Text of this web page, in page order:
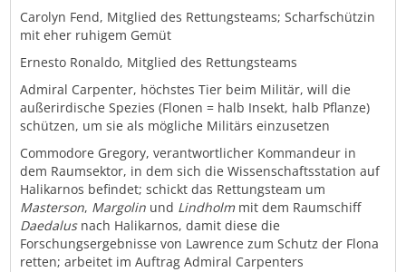
Carolyn Fend, Mitglied des Rettungsteams; Scharfschützin
mit eher ruhigem Gemüt
Ernesto Ronaldo, Mitglied des Rettungsteams
Admiral Carpenter, höchstes Tier beim Militär, will die
außerirdische Spezies (Flonen = halb Insekt, halb Pflanze)
schützen, um sie als mögliche Militärs einzusetzen
Commodore Gregory, verantwortlicher Kommandeur in
dem Raumsektor, in dem sich die Wissenschaftsstation auf
Halikarnos befindet; schickt das Rettungsteam um
Masterson, Margolin und Lindholmmit dem Raumschiff
Daedalusnach Halikarnos, damit diese die
Forschungsergebnisse von Lawrence zum Schutz der Flona
retten; arbeitet im Auftrag Admiral Carpenters